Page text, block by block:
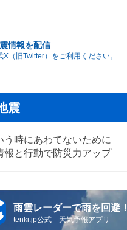
情報を配信
（旧Twitter）をご利用ください。
震
う時にあわてないために
報と行動で防災力アップ
雨雲レーダーで雨を回避！
tenki.jp公式 天気予報アプリ